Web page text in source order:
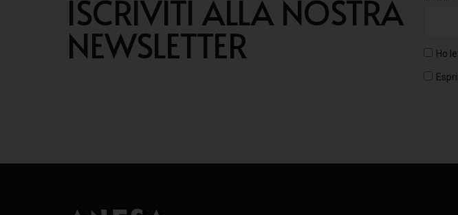
ISCRIVITI ALLA NOSTRA
NEWSLETTER Ho